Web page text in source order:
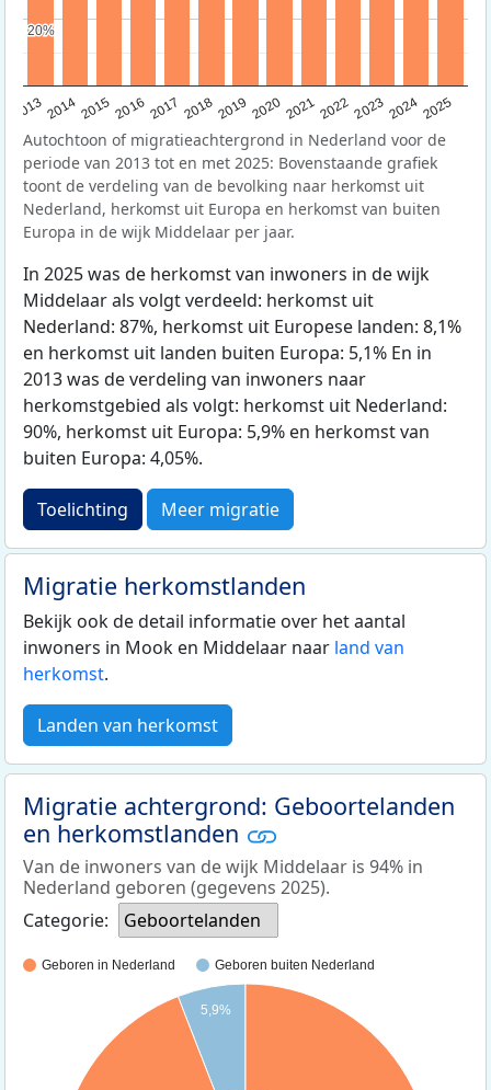
20132014201520162017 20182019 202020212022202320242025
20%
20%
Autochtoon of migratieachtergrond in Nederland voor de
periode van 2013 tot en met 2025: Bovenstaande grafiek
toont de verdeling van de bevolking naar herkomst uit
Nederland, herkomst uit Europa en herkomst van buiten
Europa in de wijk Middelaar per jaar.
In 2025 was de herkomst van inwoners in de wijk
Middelaar als volgt verdeeld: herkomst uit
Nederland: 87%, herkomst uit Europese landen: 8,1%
en herkomst uit landen buiten Europa: 5,1% En in
2013 was de verdeling van inwoners naar
herkomstgebied als volgt: herkomst uit Nederland:
90%, herkomst uit Europa: 5,9% en herkomst van
buiten Europa: 4,05%.
Toelichting Meer migratie
Migratie herkomstlanden
Bekijk ook de detail informatie over het aantal
inwoners in Mook en Middelaar naar land van
herkomst.
Landen van herkomst
Migratie achtergrond: Geboortelanden
en herkomstlanden
Van de inwoners van de wijk Middelaar is 94% in
Nederland geboren (gegevens 2025).
Categorie:
Geboortelanden
Geboren in Nederland Geboren buiten Nederland
5,9%